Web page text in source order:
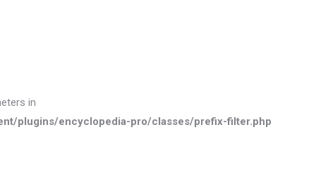
in
plugins/encyclopedia-pro/classes/prefix-filter.php